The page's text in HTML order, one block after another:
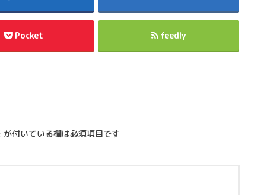
Pocket feedly
が付いている欄は必須項目です